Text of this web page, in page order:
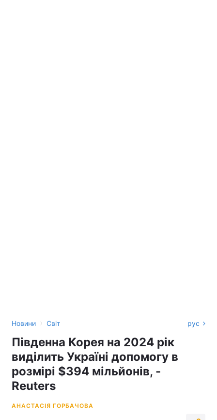
Новини › Світ рус
Південна Корея на 2024 рік
виділить Україні допомогу в
розмірі $394 мільйонів, -
Reuters
АНАСТАСІЯ ГОРБАЧОВА